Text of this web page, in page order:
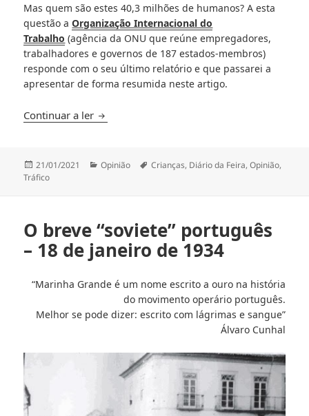
Mas quem são estes 40,3 milhões de humanos? A esta
questão aOrganização Internacional do
Trabalho (agência da ONU que reúne empregadores,
trabalhadores e governos de 187 estados-membros)
responde com o seu último relatório e que passarei a
apresentar de forma resumida neste artigo.
Continuar a ler Tráfico e exploração de crianças em
Publicado
a
21/01/2021 Categorias
Opinião Etiquetas
Crianças, Diário da Feira,Opinião,
Tráfico
O breve “soviete” português
– 18 de janeiro de 1934
“Marinha Grande é um nome escrito a ouro na história
do movimento operário português.
Melhor se pode dizer: escrito com lágrimas e sangue”
Álvaro Cunhal